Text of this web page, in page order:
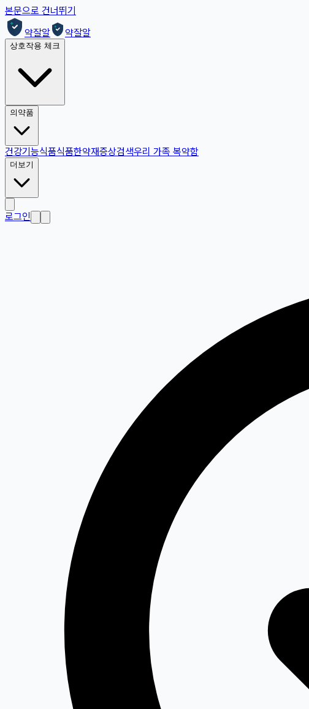
본문으로 건너뛰기
약잘알
약잘알
상호작용 체크
의약품
건강기능식품식품한약재증상검색우리 가족 복약함
더보기
로그인